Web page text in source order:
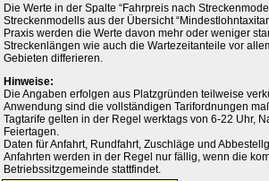
Die Werte in der Spalte “Fahrpreis nach
Streckenmodells aus der Übersicht
Praxis werden die Werte davon mehr oder weniger
Streckenlängen wie auch die Wartezeitanteile vor
Gebieten differieren.
Hinweise:
Die Angaben erfolgen aus Platzgründen teilweise
Anwendung sind die vollständigen Tarifordnungen
Tagtarife gelten in der Regel werktags von 6-22 Uhr,
Feiertagen.
Daten für Anfahrt, Rundfahrt, Zuschläge und
Anfahrten werden in der Regel nur fällig, wenn die
Betriebssitzgemeinde stattfindet.